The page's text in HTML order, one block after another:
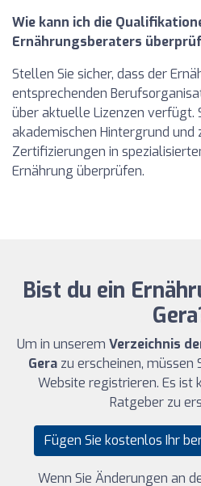
Wie kann ich die
Ernährungsberaters
Stellen Sie sicher, dass der
entsprechenden
über aktuelle Lizenzen verfügt.
akademischen Hintergrund und
Zertifizierungen in
Ernährung überprüfen.
Bist du ein
Um in unserem Verzeichnis
Gera zu erscheinen, müssen
Website registrieren. Es ist
Ratgeber zu
Fügen Sie kostenlos Ihr
Wenn Sie Änderungen an